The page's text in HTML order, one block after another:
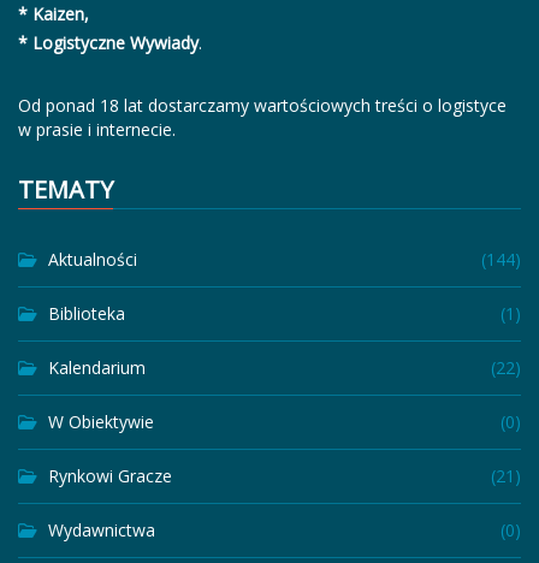
* Kaizen,
* Logistyczne Wywiady.
Od ponad 18 lat dostarczamy wartościowych treści o logistyce
w prasie i internecie.
TEMATY
Aktualności (144)
Biblioteka (1)
Kalendarium (22)
W Obiektywie (0)
Rynkowi Gracze (21)
Wydawnictwa (0)